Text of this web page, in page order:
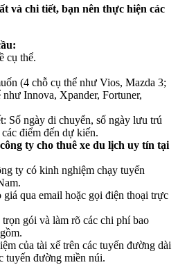
và chi tiết, bạn nên thực hiện các
cụ thể.
(4 chỗ cụ thể như Vios, Mazda 3;
như Innova, Xpander, Fortuner,
Số ngày di chuyển, số ngày lưu trú
điểm đến dự kiến.
ty cho thuê xe du lịch uy tín tại
ty có kinh nghiệm chạy tuyến
giá qua email hoặc gọi điện thoại trực
gói và làm rõ các chi phí bao
của tài xế trên các tuyến đường dài
tuyến đường miền núi.